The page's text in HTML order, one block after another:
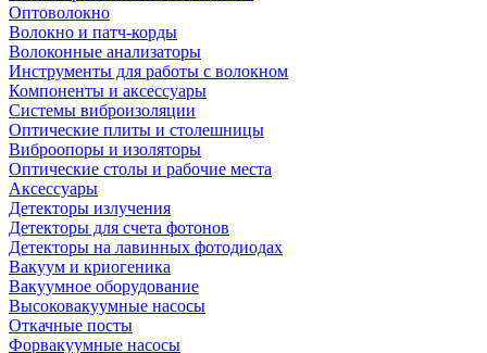
Оптоволокно
Волокно и патч-корды
Волоконные анализаторы
Инструменты для работы с волокном
Компоненты и аксессуары
Системы виброизоляции
Оптические плиты и столешницы
Виброопоры и изоляторы
Оптические столы и рабочие места
Аксессуары
Детекторы излучения
Детекторы для счета фотонов
Детекторы на лавинных фотодиодах
Вакуум и криогеника
Вакуумное оборудование
Высоковакуумные насосы
Откачные посты
Форвакуумные насосы